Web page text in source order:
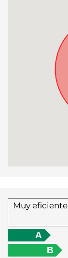
Muy eficiente
A
B